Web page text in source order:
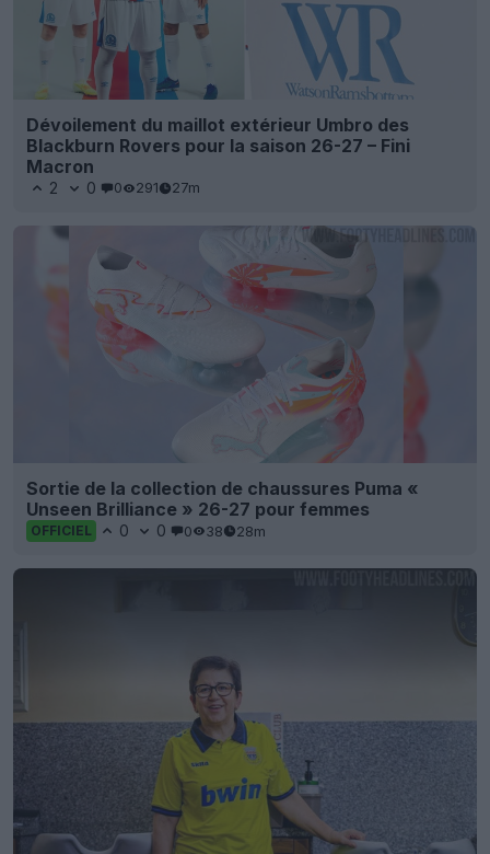
Dévoilement du maillot extérieur Umbro des
Blackburn Rovers pour la saison 26-27 – Fini
Macron
2 0 0 291 27m
Sortie de la collection de chaussures Puma «
Unseen Brilliance » 26-27 pour femmes
OFFICIEL 0 0 0 38 28m